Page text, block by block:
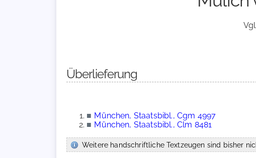
Überlieferung
■ München, Staatsbibl., Cgm 4997
■ München, Staatsbibl., Clm 8481
Weitere handschriftliche Textzeugen sind bisher